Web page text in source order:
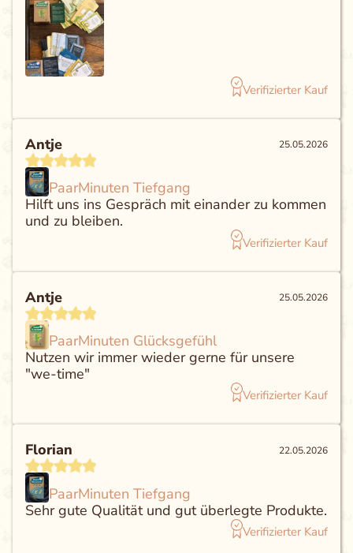
Verifizierter Kauf
Antje 25.05.2026
PaarMinuten Tiefgang
Hilft uns ins Gespräch mit einander zu kommen
und zu bleiben.
Verifizierter Kauf
Antje 25.05.2026
PaarMinuten Glücksgefühl
Nutzen wir immer wieder gerne für unsere
"we-time"
Verifizierter Kauf
Florian 22.05.2026
PaarMinuten Tiefgang
Sehr gute Qualität und gut überlegte Produkte.
Verifizierter Kauf